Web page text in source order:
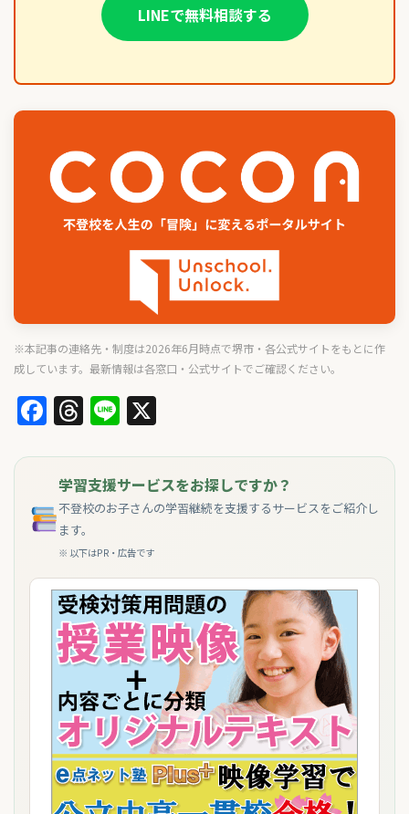
LINEで無料相談する
※本記事の連絡先・制度は2026年6月時点で堺市・各公式サイトをもとに作
成しています。最新情報は各窓口・公式サイトでご確認ください。
Facebook
Threads
Line
学習支援サービスをお探しですか？
不登校のお子さんの学習継続を支援するサービスをご紹介し
ます。
※ 以下はPR・広告です